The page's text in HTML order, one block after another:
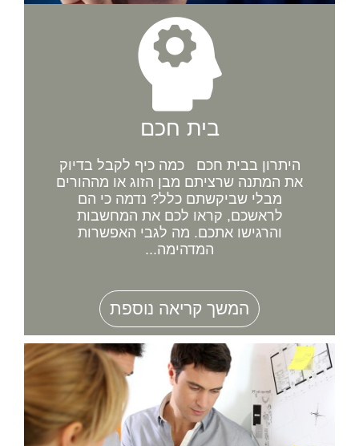
בית חכם
היתרון בבית חכם כמה כיף לקבל בדיוק
את המתנה שרציתם מבן הזוג או מההורים
מבלי שביקשתם כלל? נדמה כי הם
לראשכם, קראו לכם את המחשבות
והרגישו אתכם. מה לגבי האפשרות
המדהימה...
המשך קריאה נוספת